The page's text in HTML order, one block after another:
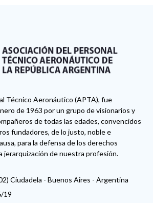
Técnico Aeronáutico (APTA), fue
de 1963 por un grupo de visionarios y
de todas las edades, convencidos
fundadores, de lo justo, noble e
para la defensa de los derechos
jerarquización de nuestra profesión.
Ciudadela - Buenos Aires - Argentina
19